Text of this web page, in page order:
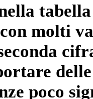
molti
poco